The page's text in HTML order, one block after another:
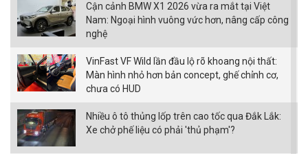
Cận cảnh BMW X1 2026 vừa ra mắt tại Việt
Nam: Ngoại hình vuông vức hơn, nâng cấp công
nghệ
VinFast VF Wild lần đầu lộ rõ khoang nội thất:
Màn hình nhỏ hơn bản concept, ghế chỉnh cơ,
chưa có HUD
Nhiều ô tô thủng lốp trên cao tốc qua Đắk Lắk:
Xe chở phế liệu có phải 'thủ phạm'?